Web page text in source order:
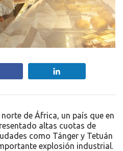
de África, un país que en
altas cuotas de
como Tánger y Tetuán
explosión industrial.